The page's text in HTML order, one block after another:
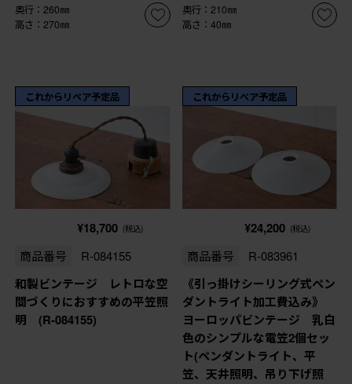
奥行：260㎜
高さ：270㎜
奥行：210㎜
高さ：40㎜
これからリペア予定品
¥18,700 (税込)
商品番号 R-084155
和製ビンテージ レトロな空
間づくりにおすすめの平笠照
明 (R-084155)
これからリペア予定品
¥24,200 (税込)
商品番号 R-083961
《引っ掛けシーリング式ペン
ダントライト加工費込み》
ヨーロッパビンテージ 乳白
色のシンプルな電笠2個セッ
ト(ペンダントライト、平
笠、天井照明、吊り下げ照